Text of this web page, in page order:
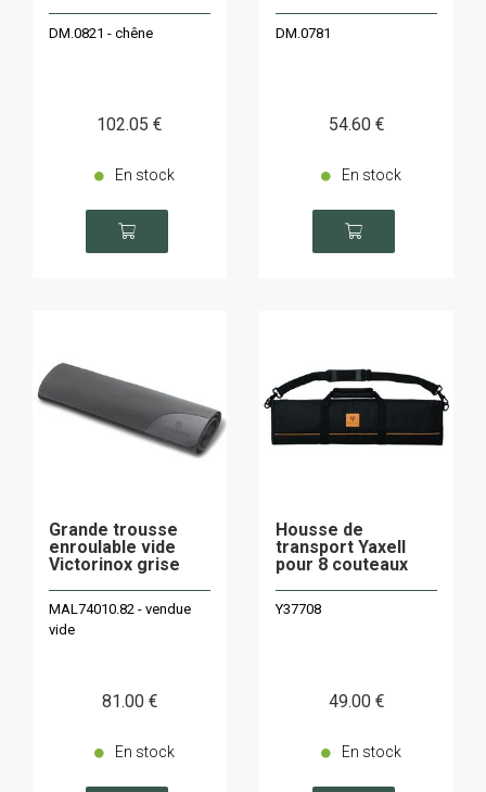
DM.0821 - chêne
102.05 €
En stock
DM.0781
54.60 €
En stock
Grande trousse
enroulable vide
Victorinox grise
MAL74010.82 - vendue
vide
81.00 €
En stock
Housse de
transport Yaxell
pour 8 couteaux
Y37708
49.00 €
En stock